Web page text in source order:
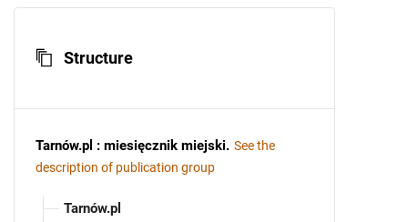
Structure
Tarnów.pl : miesięcznik miejski. See the
description of publication group
Tarnów.pl